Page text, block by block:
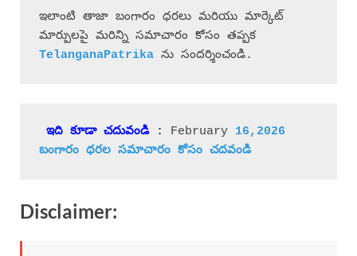
ఇలాంటి తాజా బంగారం ధరలు మరియు మార్కెట్
ను సందర్శించండి.
ఇది కూడా చదువండి : February 16,2026
బంగారం ధరల సమాచారం కోసం చదవండి
Disclaimer: